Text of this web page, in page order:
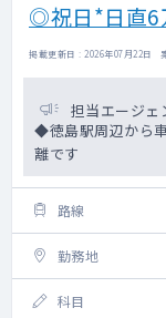
◎祝日*日直6
掲載更新日 : 2026年07月22日
担当エージェ
◆徳島駅周辺から
離です
路線
勤務地
科目